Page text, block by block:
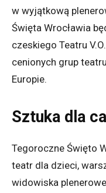
w wyjątkową
Święta Wrocławia
czeskiego Teatru
cenionych grup
Europie.
Sztuka dla
Tegoroczne Święto
teatr dla dzieci,
widowiska